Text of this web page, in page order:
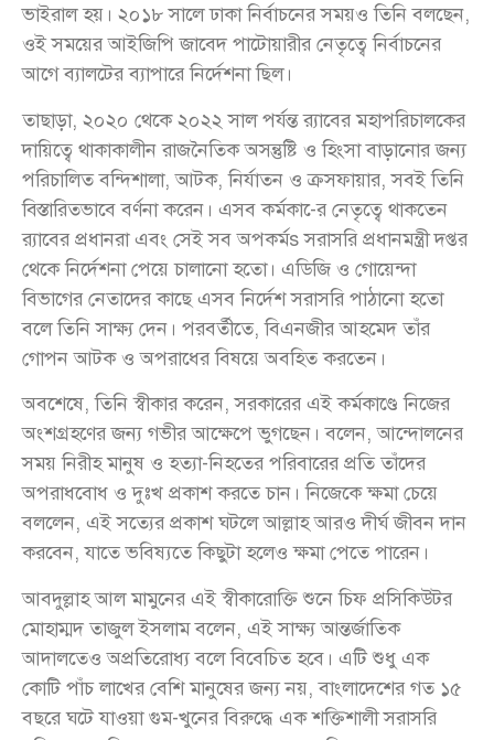
ভাইরাল হয়। ২০১৮ সালে ঢাকা নির্বাচনের সময়ও তিনি বলছেন,
ওই সময়ের আইজিপি জাবেদ পাটোয়ারীর নেতৃত্বে নির্বাচনের
আগে ব্যালটের ব্যাপারে নির্দেশনা ছিল।
তাছাড়া, ২০২০ থেকে ২০২২ সাল পর্যন্ত র‌্যাবের মহাপরিচালকের
দায়িত্বে থাকাকালীন রাজনৈতিক অসন্তুষ্টি ও হিংসা বাড়ানোর জন্য
পরিচালিত বন্দিশালা, আটক, নির্যাতন ও ক্রসফায়ার, সবই তিনি
বিস্তারিতভাবে বর্ণনা করেন। এসব কর্মকা-ের নেতৃত্বে থাকতেন
র‌্যাবের প্রধানরা এবং সেই সব অপকর্মs সরাসরি প্রধানমন্ত্রী দপ্তর
থেকে নির্দেশনা পেয়ে চালানো হতো। এডিজি ও গোয়েন্দা
বিভাগের নেতাদের কাছে এসব নির্দেশ সরাসরি পাঠানো হতো
বলে তিনি সাক্ষ্য দেন। পরবর্তীতে, বিএনজীর আহমেদ তাঁর
গোপন আটক ও অপরাধের বিষয়ে অবহিত করতেন।
অবশেষে, তিনি স্বীকার করেন, সরকারের এই কর্মকাণ্ডে নিজের
অংশগ্রহণের জন্য গভীর আক্ষেপে ভুগছেন। বলেন, আন্দোলনের
সময় নিরীহ মানুষ ও হত্যা-নিহতের পরিবারের প্রতি তাঁদের
অপরাধবোধ ও দুঃখ প্রকাশ করতে চান। নিজেকে ক্ষমা চেয়ে
বললেন, এই সত্যের প্রকাশ ঘটলে আল্লাহ আরও দীর্ঘ জীবন দান
করবেন, যাতে ভবিষ্যতে কিছুটা হলেও ক্ষমা পেতে পারেন।
আবদুল্লাহ আল মামুনের এই স্বীকারোক্তি শুনে চিফ প্রসিকিউটর
মোহাম্মদ তাজুল ইসলাম বলেন, এই সাক্ষ্য আন্তর্জাতিক
আদালতেও অপ্রতিরোধ্য বলে বিবেচিত হবে। এটি শুধু এক
কোটি পাঁচ লাখের বেশি মানুষের জন্য নয়, বাংলাদেশের গত ১৫
বছরে ঘটে যাওয়া গুম-খুনের বিরুদ্ধে এক শক্তিশালী সরাসরি